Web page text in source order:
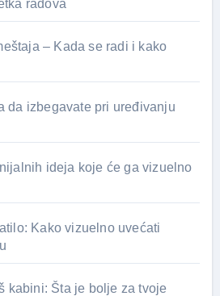
radova
– Kada se radi i kako
da izbegavate pri uređivanju
ideja koje će ga vizuelno
Kako vizuelno uvećati
kabini: Šta je bolje za tvoje